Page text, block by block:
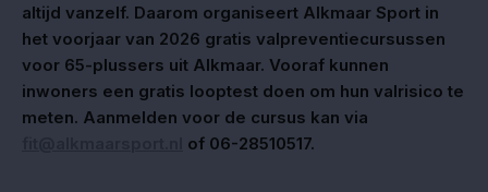
altijd vanzelf. Daarom organiseert Alkmaar Sport in
het voorjaar van 2026 gratis valpreventiecursussen
voor 65-plussers uit Alkmaar. Vooraf kunnen
inwoners een gratis looptest doen om hun valrisico te
meten. Aanmelden voor de cursus kan via
of 06-28510517.